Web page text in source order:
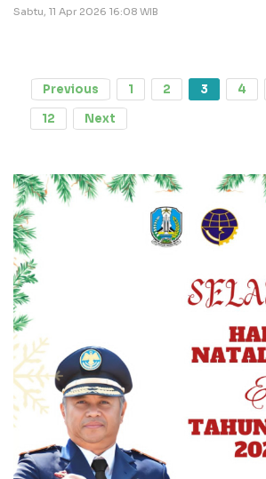
Sabtu, 11 Apr 2026 16:08 WIB
Previous 1 2 3 4
12
Next